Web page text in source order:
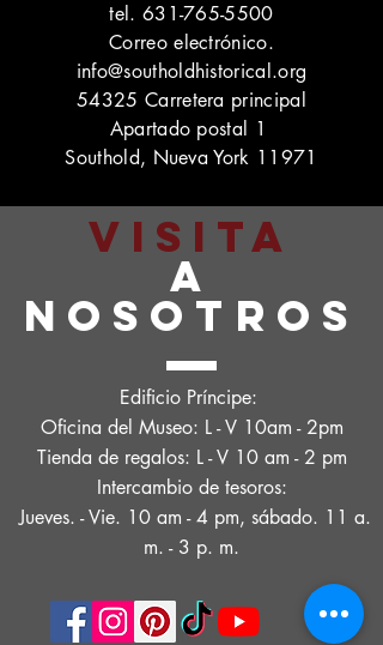
tel. 631-765-5500
Correo electrónico.
info@southoldhistorical.org
54325 Carretera principal
Apartado postal 1
Southold, Nueva York 11971
VISITA
A
NOSOTROS
Edificio Príncipe:
Oficina del Museo: L - V 10am - 2pm
Tienda de regalos: L - V 10 am - 2 pm
Intercambio de tesoros:
Jueves. - Vie. 10 am - 4 pm, sábado. 11 a.
m. - 3 p. m.